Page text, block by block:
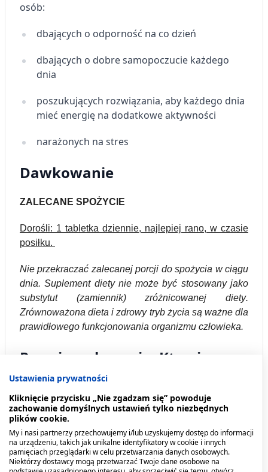
osób:
dbających o odporność na co dzień
dbających o dobre samopoczucie każdego
dnia
poszukujących rozwiązania, aby każdego dnia
mieć energię na dodatkowe aktywności
narażonych na stres
Dawkowanie
ZALECANE SPOŻYCIE
Dorośli: 1 tabletka dziennie, najlepiej rano, w czasie
posiłku.
Nie przekraczać zalecanej porcji do spożycia w ciągu
dnia. Suplement diety nie może być stosowany jako
substytut (zamiennik) zróżnicowanej diety.
Zrównoważona dieta i zdrowy tryb życia są ważne dla
prawidłowego funkcjonowania organizmu człowieka.
Przeciwwskazania. Kto nie
powinien przyjmować
produktu?
Nie przekraczać zalecanej porcji do spożycia w
ciągu dnia. Suplement diety nie może być
stosowany jako substytut (zamiennik)
zróżnicowanej diety. Zrównoważona dieta i
Ustawienia prywatności
Kliknięcie przycisku „Nie zgadzam się” powoduje
zachowanie domyślnych ustawień tylko niezbędnych
plików cookie.
My i nasi partnerzy przechowujemy i/lub uzyskujemy dostęp do informacji
na urządzeniu, takich jak unikalne identyfikatory w cookie i innych
pamięciach przeglądarki w celu przetwarzania danych osobowych.
Niektórzy dostawcy mogą przetwarzać Twoje dane osobowe na